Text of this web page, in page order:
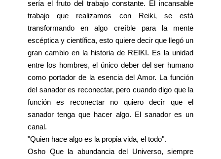
sería el fruto del trabajo constante. El incansable
trabajo que realizamos con Reiki, se está
transformando en algo creíble para la mente
escéptica y científica, esto quiere decir que llegó un
gran cambio en la historia de REIKI. Es la unidad
entre los hombres, el único deber del ser humano
como portador de la esencia del Amor. La función
del sanador es reconectar, pero cuando digo que la
función es reconectar no quiero decir que el
sanador tenga que hacer algo. El sanador es un
canal.
"Quien hace algo es la propia vida, el todo".
Osho Que la abundancia del Universo, siempre